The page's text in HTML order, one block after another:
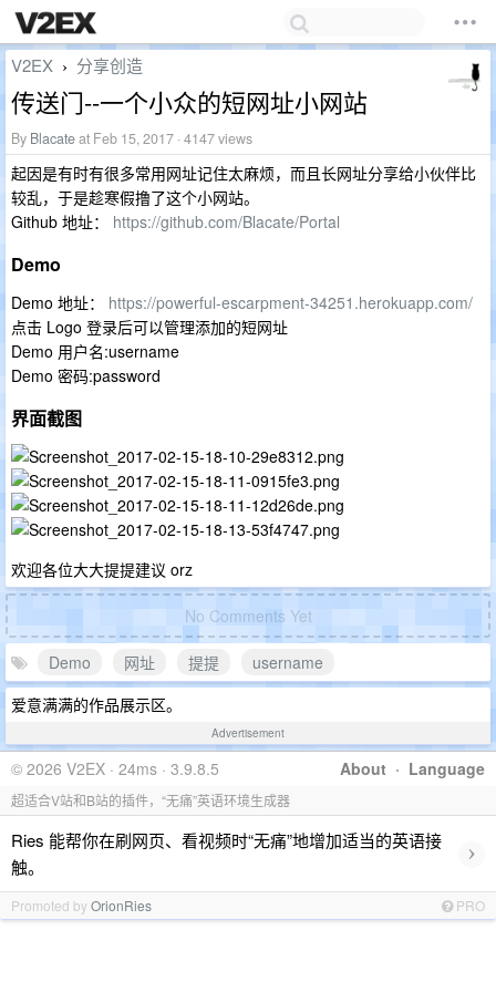
V2EX › 分享创造
传送门--一个小众的短网址小网站
By Blacateat Feb 15, 2017 · 4147 views
起因是有时有很多常用网址记住太麻烦，而且长网址分享给小伙伴比
较乱，于是趁寒假撸了这个小网站。
Github 地址： https://github.com/Blacate/Portal
Demo
Demo 地址： https://powerful-escarpment-34251.herokuapp.com/
点击 Logo 登录后可以管理添加的短网址
Demo 用户名:username
Demo 密码:password
界面截图
欢迎各位大大提提建议 orz
No Comments Yet
Demo 网址 提提
username
爱意满满的作品展示区。
Advertisement
About · Language
© 2026 V2EX · 24ms · 3.9.8.5
超适合V站和B站的插件，“无痛”英语环境生成器
Ries 能帮你在刷网页、看视频时“无痛”地增加适当的英语接
触。
›
Promoted byOrionRies PRO